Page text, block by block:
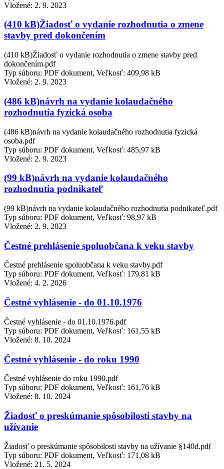
Vložené: 2. 9. 2023
(410 kB)Žiadosť o vydanie rozhodnutia o zmene
stavby pred dokončením
(410 kB)Žiadosť o vydanie rozhodnutia o zmene stavby pred
dokončením.pdf
Typ súboru: PDF dokument, Veľkosť: 409,98 kB
Vložené: 2. 9. 2023
(486 kB)návrh na vydanie kolaudačného
rozhodnutia fyzická osoba
(486 kB)návrh na vydanie kolaudačného rozhodnutia fyzická
osoba.pdf
Typ súboru: PDF dokument, Veľkosť: 485,97 kB
Vložené: 2. 9. 2023
(99 kB)návrh na vydanie kolaudačného
rozhodnutia podnikateľ
(99 kB)návrh na vydanie kolaudačného rozhodnutia podnikateľ.pdf
Typ súboru: PDF dokument, Veľkosť: 98,97 kB
Vložené: 2. 9. 2023
Čestné prehlásenie spoluobčana k veku stavby
Čestné prehlásenie spoluobčana k veku stavby.pdf
Typ súboru: PDF dokument, Veľkosť: 179,81 kB
Vložené: 4. 2. 2026
Čestné vyhlásenie - do 01.10.1976
Čestné vyhlásenie - do 01.10.1976.pdf
Typ súboru: PDF dokument, Veľkosť: 161,55 kB
Vložené: 8. 10. 2024
Čestné vyhlásenie - do roku 1990
Čestné vyhlásenie do roku 1990.pdf
Typ súboru: PDF dokument, Veľkosť: 161,76 kB
Vložené: 8. 10. 2024
Žiadosť o preskúmanie spôsobilosti stavby na
užívanie
Žiadosť o preskúmanie spôsobilosti stavby na užívanie §140d.pdf
Typ súboru: PDF dokument, Veľkosť: 171,08 kB
Vložené: 21. 5. 2024